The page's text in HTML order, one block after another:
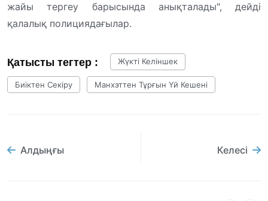
жайы тергеу барысында анықталады", дейді
қалалық полициядағылар.
Қатысты тегтер : Жүкті Келіншек
Биіктен Секіру Манхэттен Тұрғын Үй Кешені
Алдыңғы Келесі